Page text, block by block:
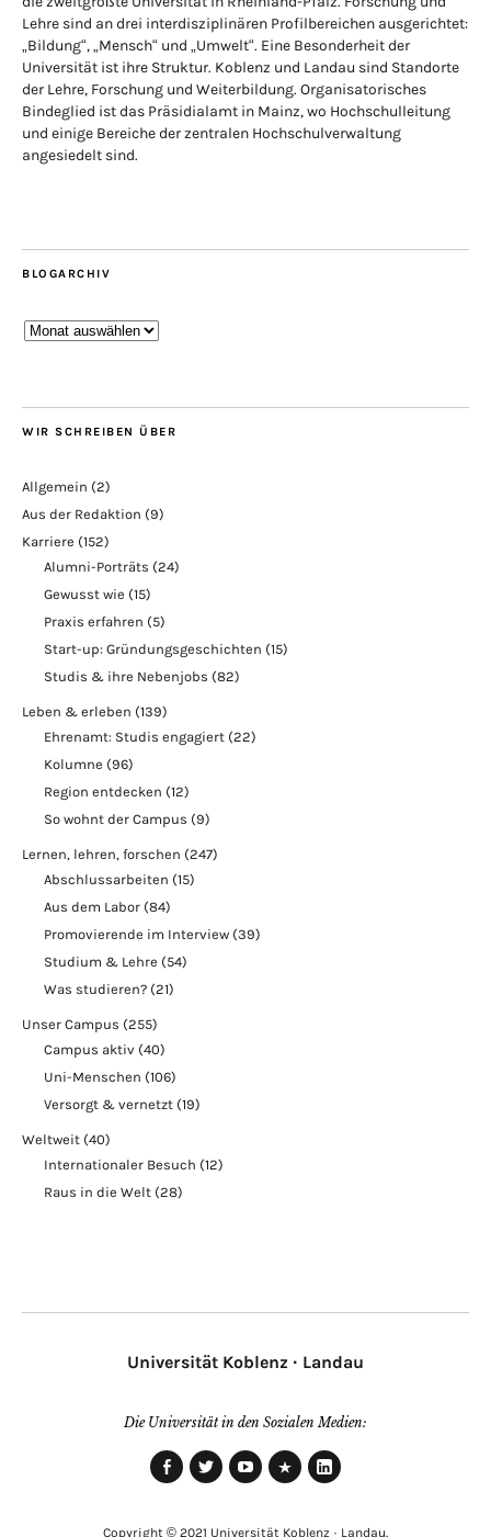
Lehre sind an drei interdisziplinären Profilbereichen ausgerichtet:
„Bildung“, „Mensch“ und „Umwelt“. Eine Besonderheit der
Universität ist ihre Struktur. Koblenz und Landau sind Standorte
der Lehre, Forschung und Weiterbildung. Organisatorisches
Bindeglied ist das Präsidialamt in Mainz, wo Hochschulleitung
und einige Bereiche der zentralen Hochschulverwaltung
angesiedelt sind.
BLOGARCHIV
Blogarchiv
WIR SCHREIBEN ÜBER
Allgemein (2)
Aus der Redaktion (9)
Karriere (152)
Alumni-Porträts (24)
Gewusst wie (15)
Praxis erfahren (5)
Start-up: Gründungsgeschichten (15)
Studis & ihre Nebenjobs (82)
Leben & erleben (139)
Ehrenamt: Studis engagiert (22)
Kolumne (96)
Region entdecken (12)
So wohnt der Campus (9)
Lernen, lehren, forschen (247)
Abschlussarbeiten (15)
Aus dem Labor (84)
Promovierende im Interview (39)
Studium & Lehre (54)
Was studieren? (21)
Unser Campus (255)
Campus aktiv (40)
Uni-Menschen (106)
Versorgt & vernetzt (19)
Weltweit (40)
Internationaler Besuch (12)
Raus in die Welt (28)
Universität Koblenz · Landau
Die Universität in den Sozialen Medien:
Copyright © 2021 Universität Koblenz · Landau